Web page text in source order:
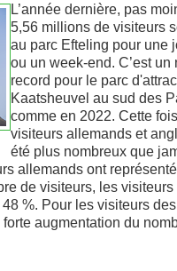
L’année dernière, pas
5,56 millions de visiteurs
au parc Efteling pour une
ou un week-end. C’est un
record pour le parc
Kaatsheuvel au sud des
comme en 2022. Cette
visiteurs allemands et
été plus nombreux que
allemands ont
de visiteurs, les
%. Pour les visiteurs
augmentation du